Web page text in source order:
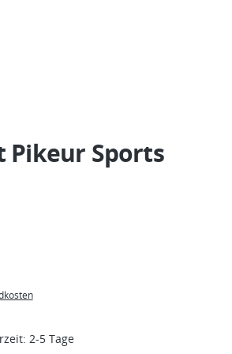
Pikeur Sports
2-5 Tage